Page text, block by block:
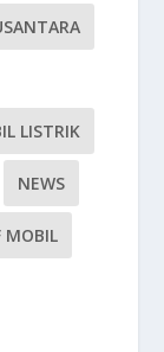
LISTRIK
NEWS
MOBIL